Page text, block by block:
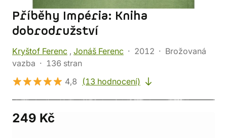
Příběhy Impéria: Kniha
dobrodružství
Kryštof Ferenc , Jonáš Ferenc 2012
Brožovaná
vazba
136 stran
4,8
(13 hodnocení)
249 Kč